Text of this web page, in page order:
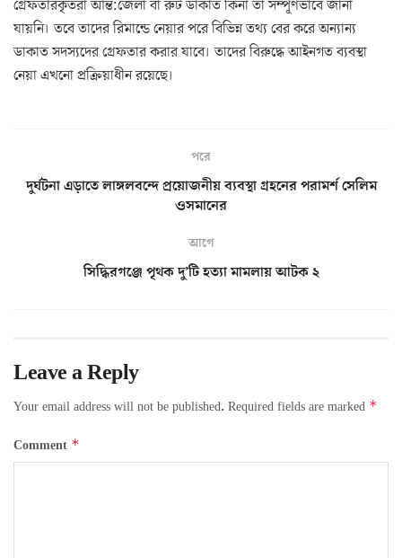
গ্রেফতারকৃতরা আন্ত:জেলা বা রুট ডাকাত কিনা তা সম্পূর্ণভাবে জানা
যায়নি। তবে তাদের রিমান্ডে নেয়ার পরে বিভিন্ন তথ্য বের করে অন্যান্য
ডাকাত সদস্যদের গ্রেফতার করার যাবে। তাদের বিরুদ্ধে আইনগত ব্যবস্থা
নেয়া এখনো প্রক্রিয়াধীন রয়েছে।
পরে
দুর্ঘটনা এড়াতে লাঙ্গলবন্দে প্রয়োজনীয় ব্যবস্থা গ্রহনের পরামর্শ সেলিম
ওসমানের
আগে
সিদ্ধিরগঞ্জে পৃথক দু’টি হত্যা মামলায় আটক ২
Leave a Reply
Your email address will not be published. Required fields are marked *
Comment *